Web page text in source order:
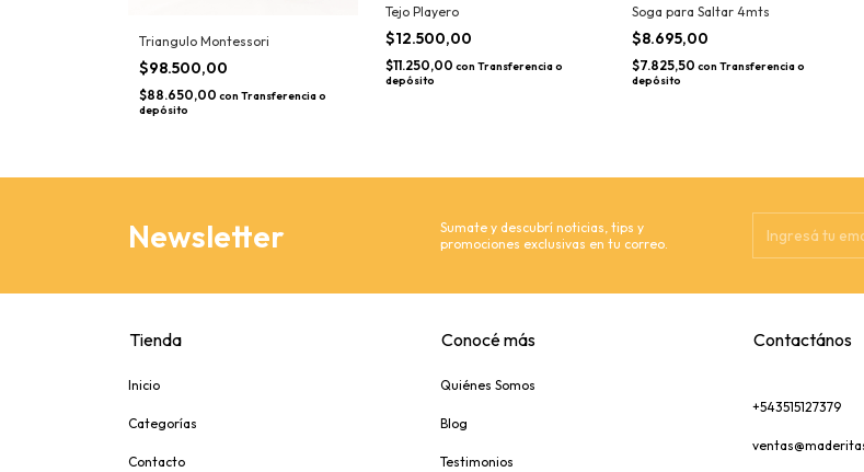
Triangulo Montessori
$98.500,00
$88.650,00 con Transferencia o
depósito
Tejo Playero
$12.500,00
$11.250,00 con Transferencia o
depósito
Soga para Saltar 4mts
$8.695,00
$7.825,50 con Transferencia o
depósito
Newsletter
Sumate y descubrí noticias, tips y
promociones exclusivas en tu correo.
Tienda
Inicio
Categorías
Contacto
Conocé más
Quiénes Somos
Blog
Testimonios
Contactános
+543515127379